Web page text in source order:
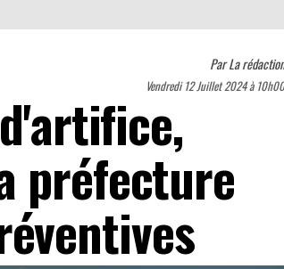
ParLa rédaction
Vendredi 12 Juillet 2024 à 10h00
préfecture